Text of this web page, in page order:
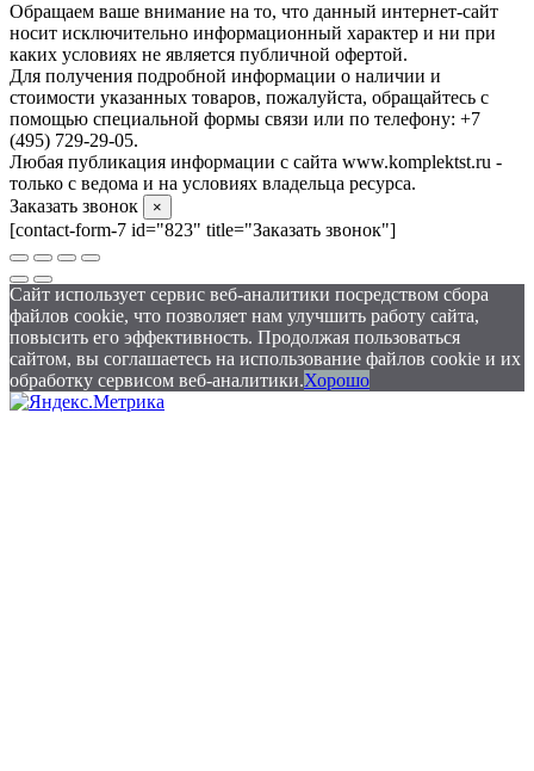
Обращаем ваше внимание на то, что данный интернет-сайт
носит исключительно информационный характер и ни при
каких условиях не является публичной офертой.
Для получения подробной информации о наличии и
стоимости указанных товаров, пожалуйста, обращайтесь с
помощью специальной формы связи или по телефону: +7
(495) 729-29-05.
Любая публикация информации с сайта www.komplektst.ru -
только с ведома и на условиях владельца ресурса.
Заказать звонок
×
[contact-form-7 id="823" title="Заказать звонок"]
Сайт использует сервис веб-аналитики посредством сбора
файлов cookie, что позволяет нам улучшить работу сайта,
повысить его эффективность. Продолжая пользоваться
сайтом, вы соглашаетесь на использование файлов cookie и их
обработку сервисом веб-аналитики.Хорошо